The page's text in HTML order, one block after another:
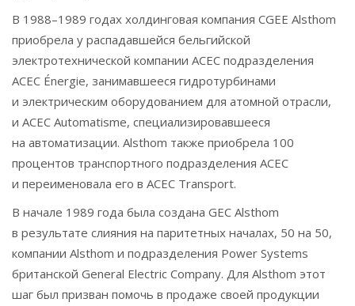
В 1988–1989 годах холдинговая компания CGEE Alsthom
приобрела у распадавшейся бельгийской
электротехнической компании ACEC подразделения
ACEC Énergie, занимавшееся гидротурбинами
и электрическим оборудованием для атомной отрасли,
и ACEC Automatisme, специализировавшееся
на автоматизации. Alsthom также приобрела 100
процентов транспортного подразделения ACEC
и переименовала его в ACEC Transport.
В начале 1989 года была создана GEC Alsthom
в результате слияния на паритетных началах, 50 на 50,
компании Alsthom и подразделения Power Systems
британской General Electric Company. Для Alsthom этот
шаг был призван помочь в продаже своей продукции